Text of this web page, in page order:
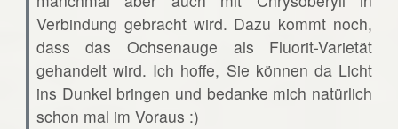
Verbindung gebracht wird. Dazu kommt noch,
dass das Ochsenauge als Fluorit-Varietät
gehandelt wird. Ich hoffe, Sie können da Licht
ins Dunkel bringen und bedanke mich natürlich
schon mal im Voraus :)